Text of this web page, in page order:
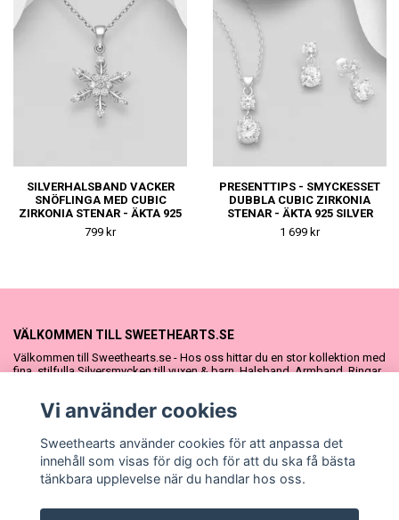
SILVERHALSBAND VACKER
SNÖFLINGA MED CUBIC
ZIRKONIA STENAR - ÄKTA 925
SILVER
799 kr
PRESENTTIPS - SMYCKESSET
DUBBLA CUBIC ZIRKONIA
STENAR - ÄKTA 925 SILVER
1 699 kr
VÄLKOMMEN TILL SWEETHEARTS.SE
Välkommen till Sweethearts.se - Hos oss hittar du en stor kollektion med
fina, stilfulla Silversmycken till vuxen & barn. Halsband, Armband, Ringar
vår söta Sweethearts kolllektion med barnsmycken, tyllkjolar &
Vi använder cookies
Sweethearts använder cookies för att anpassa det
innehåll som visas för dig och för att du ska få bästa
tänkbara upplevelse när du handlar hos oss.